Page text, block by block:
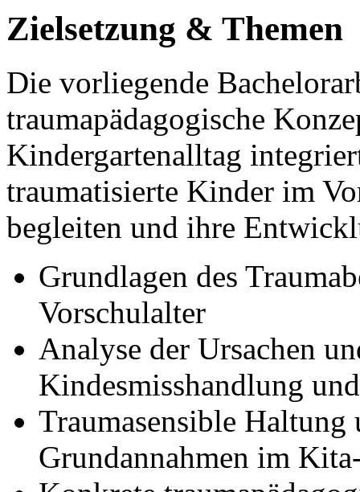
Zielsetzung & Themen
Die vorliegende
traumapädagogische
Kindergartenalltag
traumatisierte Kinder im
begleiten und ihre
Grundlagen des
Vorschulalter
Analyse der Ursachen
Kindesmisshandlung
Traumasensible Haltung
Grundannahmen im